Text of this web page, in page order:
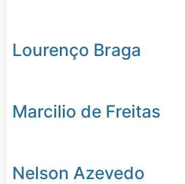
Lourenço Braga
Marcilio de Freitas
Nelson Azevedo